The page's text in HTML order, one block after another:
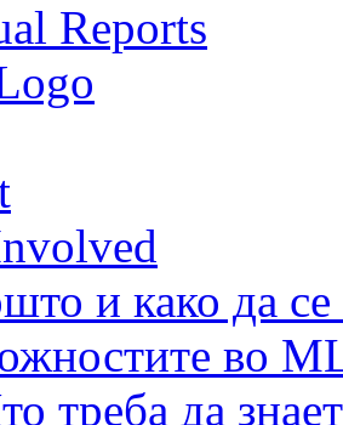
Reports
и како да
во
треба да